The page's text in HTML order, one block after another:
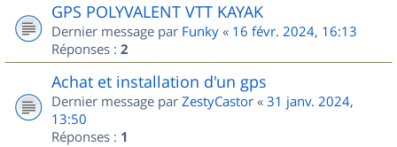
GPS POLYVALENT VTT KAYAK
Dernier message par Funky « 16 févr. 2024, 16:13
Réponses : 2
Achat et installation d'un gps
Dernier message par ZestyCastor « 31 janv. 2024,
13:50
Réponses : 1